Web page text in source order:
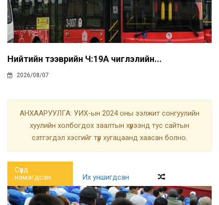
Нийтийн тээврийн Ч:19А чиглэлийн...
2026/08/07
АНХААРУУЛГА: УИХ-ын 2024 оны ээлжит сонгуулийн
хуулийн холбогдох заалтын хүрээнд тус сайтын
сэтгэгдэл хэсгийг түр хугацаанд хаасан болно.
Сүүлд
нэмэгдсэн
Их уншигдсан